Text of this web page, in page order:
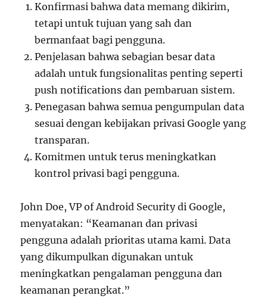
Konfirmasi bahwa data memang dikirim,
tetapi untuk tujuan yang sah dan
bermanfaat bagi pengguna.
Penjelasan bahwa sebagian besar data
adalah untuk fungsionalitas penting seperti
push notifications dan pembaruan sistem.
Penegasan bahwa semua pengumpulan data
sesuai dengan kebijakan privasi Google yang
transparan.
Komitmen untuk terus meningkatkan
kontrol privasi bagi pengguna.
John Doe, VP of Android Security di Google,
menyatakan: “Keamanan dan privasi
pengguna adalah prioritas utama kami. Data
yang dikumpulkan digunakan untuk
meningkatkan pengalaman pengguna dan
keamanan perangkat.”